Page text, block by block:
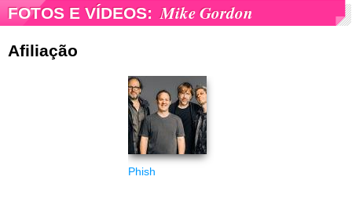
FOTOS E VÍDEOS: Mike Gordon
Afiliação
Phish